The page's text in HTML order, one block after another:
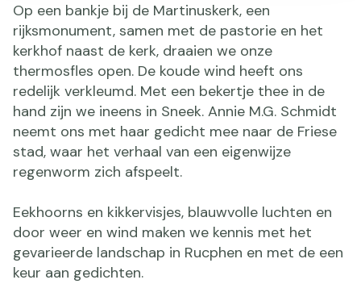
Op een bankje bij de Martinuskerk, een
rijksmonument, samen met de pastorie en het
kerkhof naast de kerk, draaien we onze
thermosfles open. De koude wind heeft ons
redelijk verkleumd. Met een bekertje thee in de
hand zijn we ineens in Sneek. Annie M.G. Schmidt
neemt ons met haar gedicht mee naar de Friese
stad, waar het verhaal van een eigenwijze
regenworm zich afspeelt.
Eekhoorns en kikkervisjes, blauwvolle luchten en
door weer en wind maken we kennis met het
gevarieerde landschap in Rucphen en met de een
keur aan gedichten.